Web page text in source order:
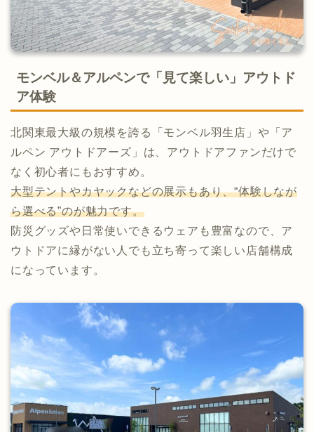
モンベル＆アルペンで「見て楽しい」アウトド
ア体験
北関東最大級の規模を誇る「モンベル羽生店」や「ア
ルペン アウトドアーズ」は、アウトドアファンだけで
なく初心者にもおすすめ。
大型テントやカヤックなどの展示もあり、“体験しなが
ら選べる”のが魅力です。
防災グッズや日常使いできるウェアも豊富なので、ア
ウトドアに縁がない人でも立ち寄って楽しい店舗構成
になっています。